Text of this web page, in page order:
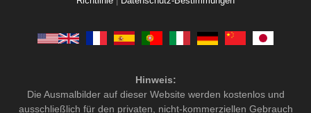
Hinweis:
Die Ausmalbilder auf dieser Website werden kostenlos und
ausschließlich für den privaten, nicht-kommerziellen Gebrauch